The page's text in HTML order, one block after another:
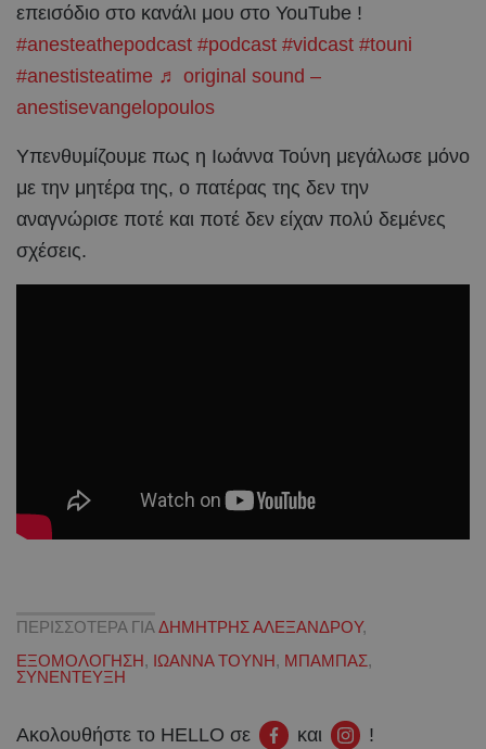
επεισόδιο στο κανάλι μου στο YouTube !
#anesteathepodcast #podcast #vidcast #touni
#anestisteatime ♬ original sound –
anestisevangelopoulos
Υπενθυμίζουμε πως η Ιωάννα Τούνη μεγάλωσε μόνο
με την μητέρα της, ο πατέρας της δεν την
αναγνώρισε ποτέ και ποτέ δεν είχαν πολύ δεμένες
σχέσεις.
ΠΕΡΙΣΣΟΤΕΡΑ ΓΙΑ ΔΗΜΗΤΡΗΣ ΑΛΕΞΑΝΔΡΟΥ,
ΕΞΟΜΟΛΟΓΗΣΗ, ΙΩΑΝΝΑ ΤΟΥΝΗ, ΜΠΑΜΠΑΣ,
ΣΥΝΕΝΤΕΥΞΗ
Ακολουθήστε το HELLO σε και !